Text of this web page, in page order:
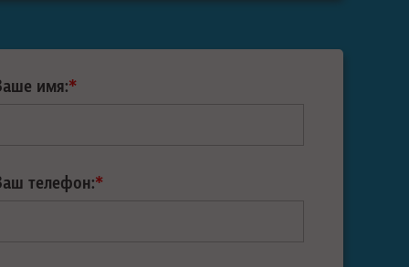
имя:*
телефон:*